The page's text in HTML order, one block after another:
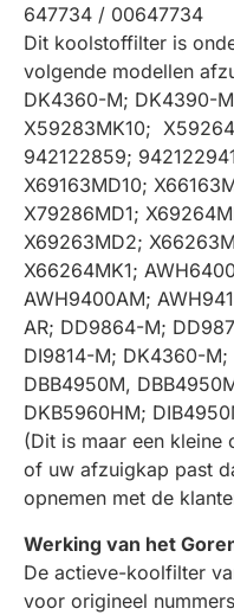
647734 / 00647734
Dit koolstoffilter is
volgende modellen
DK4360-M; DK4390-
X59283MK10;
942122859;
X69163MD10;
X79286MD1;
X69263MD2;
X66264MK1;
AWH9400AM;
AR; DD9864-M;
DI9814-M; DK4360-
DBB4950M,
DKB5960HM;
(Dit is maar een
of uw afzuigkap past
opnemen met de
Werking van het
De actieve-koolfilter
voor origineel